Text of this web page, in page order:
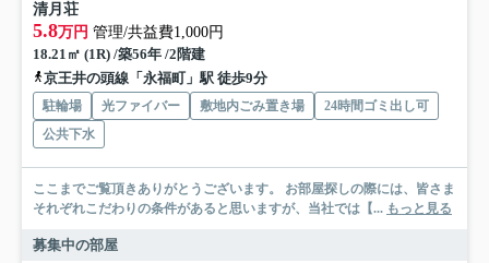
清月荘
5.8万円 管理/共益費1,000円
18.21㎡ (1R) /築56年 /2階建
京王井の頭線「永福町」駅 徒歩9分
駐輪場 光ファイバー 敷地内ごみ置き場
24時間ゴミ出し可
公共下水
ここまでご覧頂きありがとうございます。 お部屋探しの際には、皆さま
それぞれこだわりの条件があると思いますが、当社では【... もっと見る
募集中の部屋